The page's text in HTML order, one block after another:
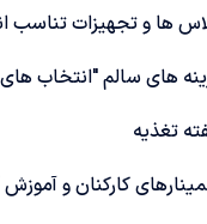
ها و تجهیزات تناسب
های سالم "انتخاب
تغذیه
کارکنان و